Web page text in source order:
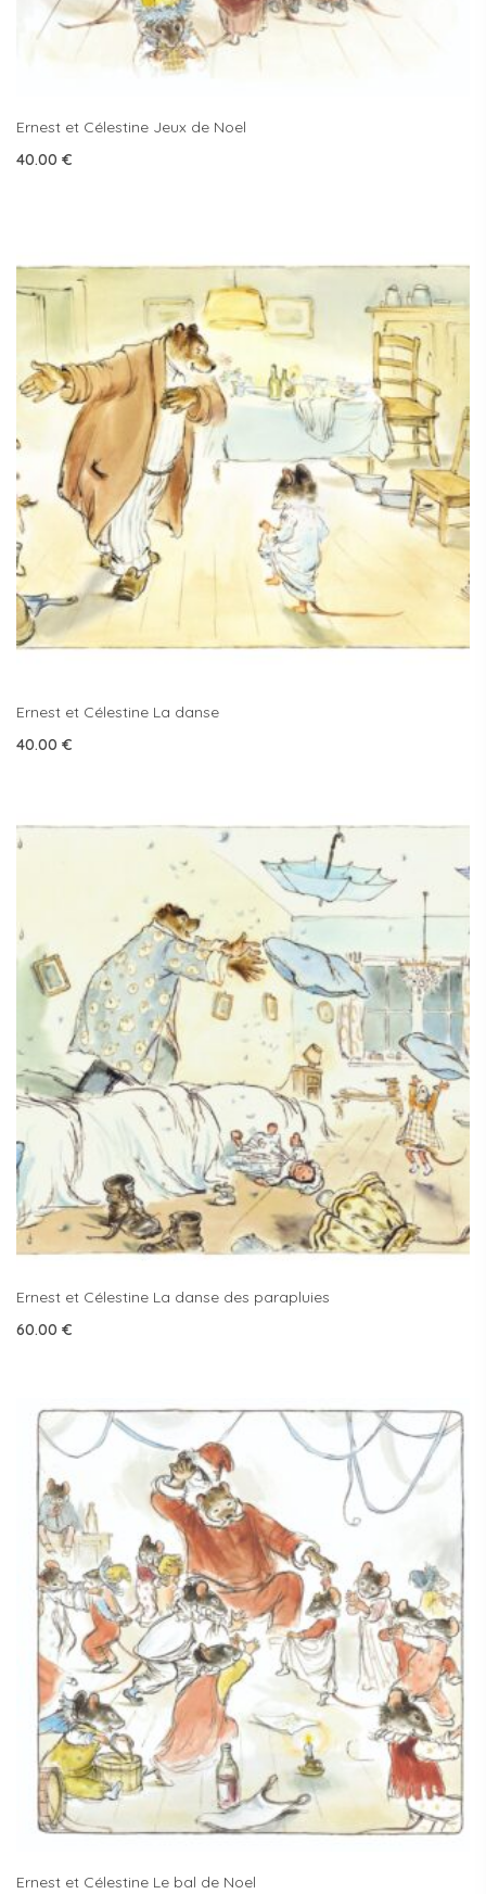
Ernest et Célestine Jeux de Noel
40.00 €
Ernest et Célestine La danse
40.00 €
Ernest et Célestine La danse des parapluies
60.00 €
Ernest et Célestine Le bal de Noel